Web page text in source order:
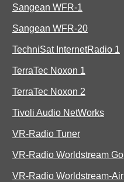
Sangean WFR-1
Sangean WFR-20
TechniSat InternetRadio 1
TerraTec Noxon 1
TerraTec Noxon 2
Tivoli Audio NetWorks
VR-Radio Tuner
VR-Radio Worldstream Go
VR-Radio Worldstream-Air